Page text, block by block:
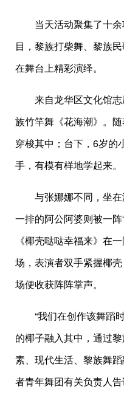
当天活动聚集了十余
目，黎族打柴舞、黎族
在舞台上精彩演绎。
来自龙华区文化馆志
族竹竿舞《花海潮》。
穿梭其中；台下，6岁的
手，有模有样地学起来。
与张娜娜不同，坐在
一排的阿公阿婆则被一阵
《椰壳哒哒幸福来》在
场，表演者双手紧握椰
场便收获阵阵掌声。
“我们在创作该舞蹈
的椰子融入其中，通过
素、现代生活、黎族舞
者青年舞团有关负责人